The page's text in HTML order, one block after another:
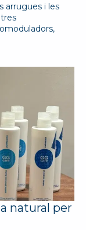
arrugues i les
natural per